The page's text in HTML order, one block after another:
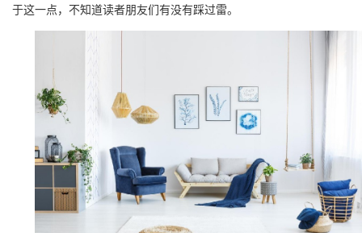
于这一点，不知道读者朋友们有没有踩过雷。